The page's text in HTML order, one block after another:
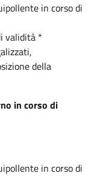
in corso di
validità *
della
in corso di
in corso di